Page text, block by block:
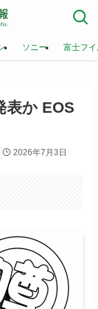
ソニー 富士フ
表か EOS
2026年7月3日